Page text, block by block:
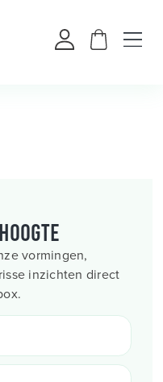
vormingen,
inzichten direct